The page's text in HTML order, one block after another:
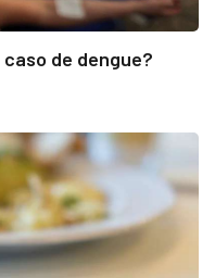
de dengue?